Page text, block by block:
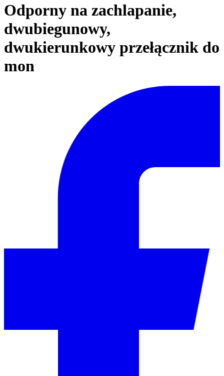
Odporny na zachlapanie,
dwubiegunowy,
dwukierunkowy przełącznik do
mon